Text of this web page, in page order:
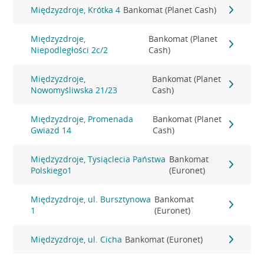
Międzyzdroje, Krótka 4 Bankomat (Planet Cash)
Międzyzdroje,
Niepodległości 2c/2
Bankomat (Planet
Cash)
Międzyzdroje,
Nowomyśliwska 21/23
Bankomat (Planet
Cash)
Międzyzdroje, Promenada
Gwiazd 14
Bankomat (Planet
Cash)
Międzyzdroje, Tysiąclecia Państwa
Polskiego1
Bankomat
(Euronet)
Międzyzdroje, ul. Bursztynowa
1
Bankomat
(Euronet)
Międzyzdroje, ul. Cicha Bankomat (Euronet)